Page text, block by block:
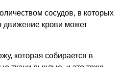
сосудов, в которых
движение крови может
которая собирается в